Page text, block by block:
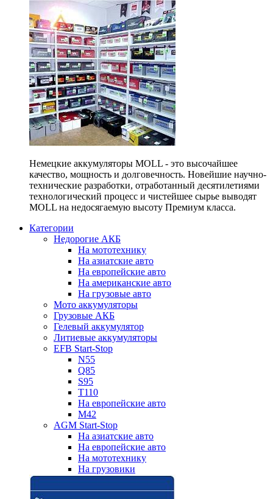
Немецкие аккумуляторы MOLL - это высочайшее
качество, мощность и долговечность. Новейшие научно-
технические разработки, отработанный десятилетиями
технологический процесс и чистейшее сырье выводят
MOLL на недосягаемую высоту Премиум класса.
Категории
Недорогие АКБ
На мототехнику
На азиатские авто
На европейские авто
На американские авто
На грузовые авто
Мото аккумуляторы
Грузовые АКБ
Гелевый аккумулятор
Литиевые аккумуляторы
EFB Start-Stop
N55
Q85
S95
T110
На европейские авто
M42
AGM Start-Stop
На азиатские авто
На европейские авто
На мототехнику
На грузовики